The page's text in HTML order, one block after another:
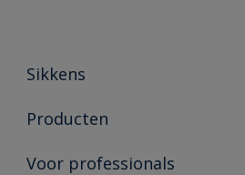
Sikkens
Over Sikkens
Duurzaamheid
Producten
Producten voor binnen
Voor professionals